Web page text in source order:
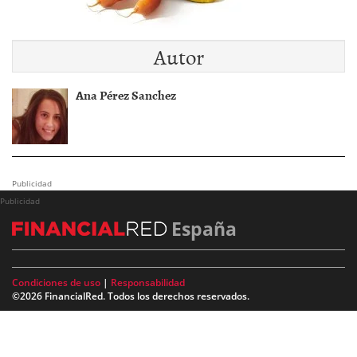
Autor
Ana Pérez Sanchez
Publicidad
Publicidad
España
Condiciones de uso | Responsabilidad
©2026 FinancialRed. Todos los derechos reservados.